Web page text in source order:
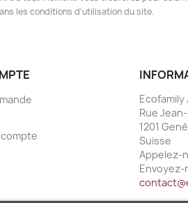
les conditions d'utilisation du site.
Rue
1201
Suisse
Appelez-
Envoyez-